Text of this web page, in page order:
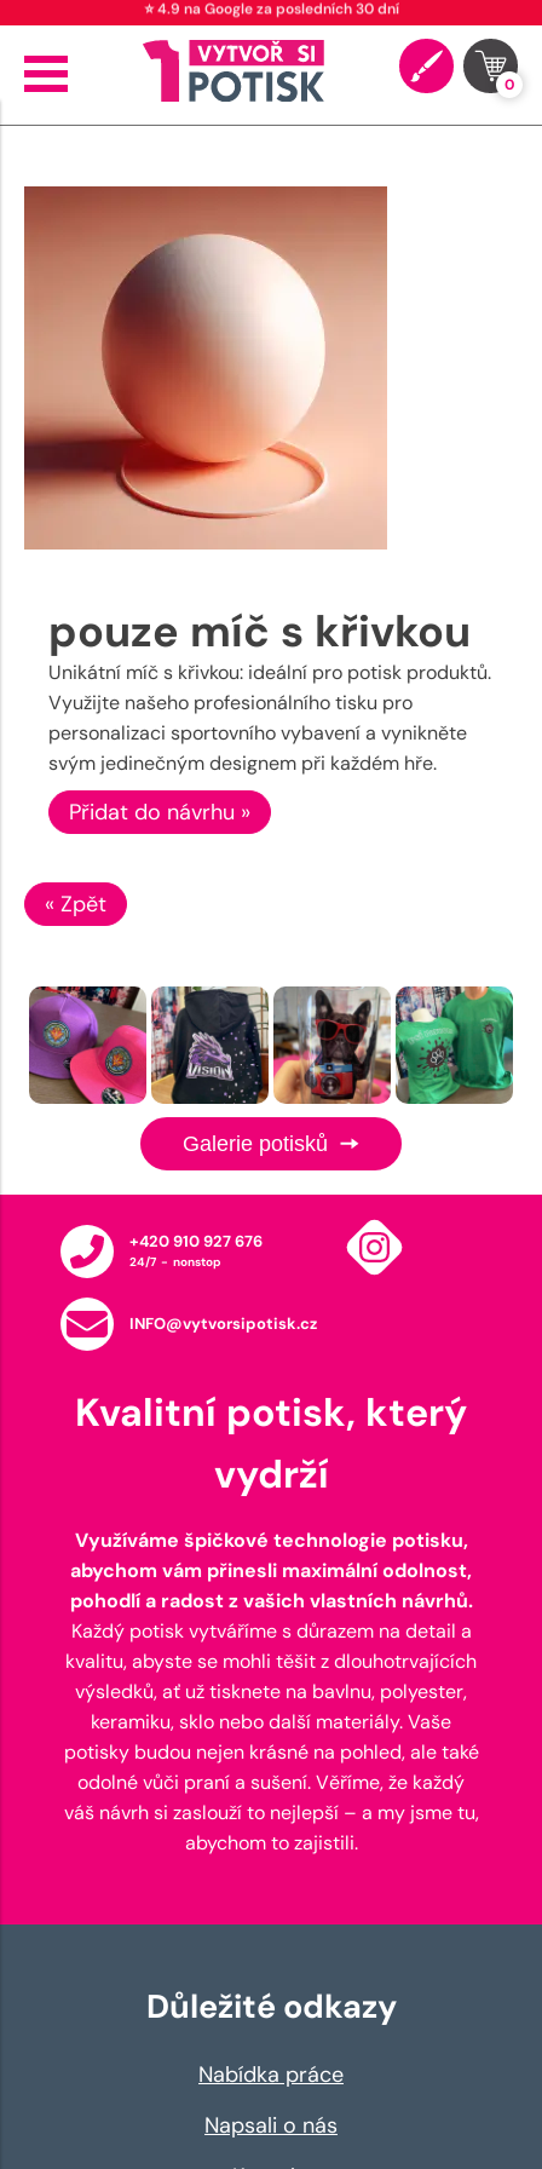
⭐ 4.9 na Google za posledních 30 dní
0
pouze míč s křivkou
Unikátní míč s křivkou: ideální pro potisk produktů.
Využijte našeho profesionálního tisku pro
personalizaci sportovního vybavení a vynikněte
svým jedinečným designem při každém hře.
Přidat do návrhu »
« Zpět
Galerie potisků
+420 910 927 676
24/7 - nonstop
INFO@vytvorsipotisk.cz
Kvalitní potisk, který
vydrží
Využíváme špičkové technologie potisku,
abychom vám přinesli maximální odolnost,
pohodlí a radost z vašich vlastních návrhů.
Každý potisk vytváříme s důrazem na detail a
kvalitu, abyste se mohli těšit z dlouhotrvajících
výsledků, ať už tisknete na bavlnu, polyester,
keramiku, sklo nebo další materiály. Vaše
potisky budou nejen krásné na pohled, ale také
odolné vůči praní a sušení. Věříme, že každý
váš návrh si zaslouží to nejlepší – a my jsme tu,
abychom to zajistili.
Důležité odkazy
Nabídka práce
Napsali o nás